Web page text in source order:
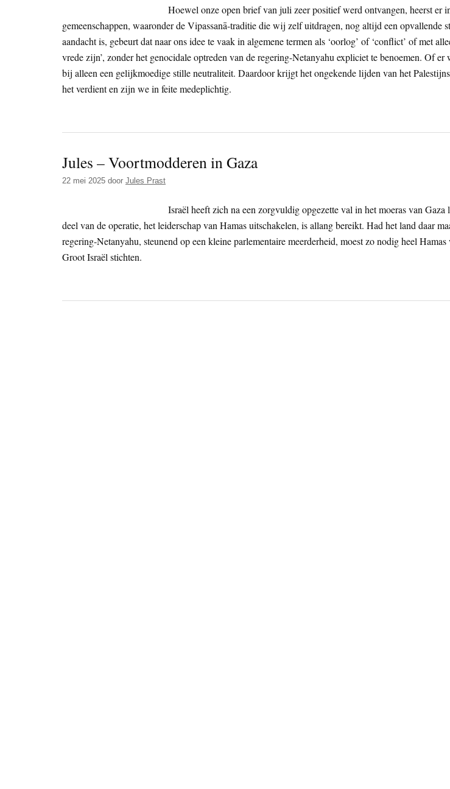
Hoewel onze open brief van juli zeer positief werd ontvangen, heerst er
gemeenschappen, waaronder de Vipassanā-traditie die wij zelf uitdragen, nog altijd een opvallende
aandacht is, gebeurt dat naar ons idee te vaak in algemene termen als ‘oorlog’ of ‘conflict’ of met
vrede zijn’, zonder het genocidale optreden van de regering-Netanyahu expliciet te benoemen. Of
bij alleen een gelijkmoedige stille neutraliteit. Daardoor krijgt het ongekende lijden van het
het verdient en zijn we in feite medeplichtig.
Jules – Voortmodderen in Gaza
22 mei 2025 door Jules Prast
Israël heeft zich na een zorgvuldig opgezette val in het moeras van Gaza
deel van de operatie, het leiderschap van Hamas uitschakelen, is allang bereikt. Had het land daar
regering-Netanyahu, steunend op een kleine parlementaire meerderheid, moest zo nodig heel Hamas
Groot Israël stichten.